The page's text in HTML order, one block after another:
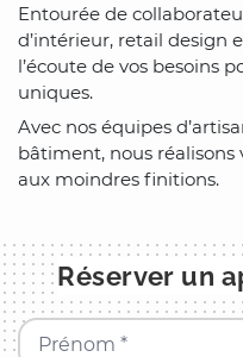
Entourée de
d’intérieur, retail design
l’écoute de vos besoins
uniques.
Avec nos équipes
bâtiment, nous
aux moindres finitions.
Réserver un
Prénom *